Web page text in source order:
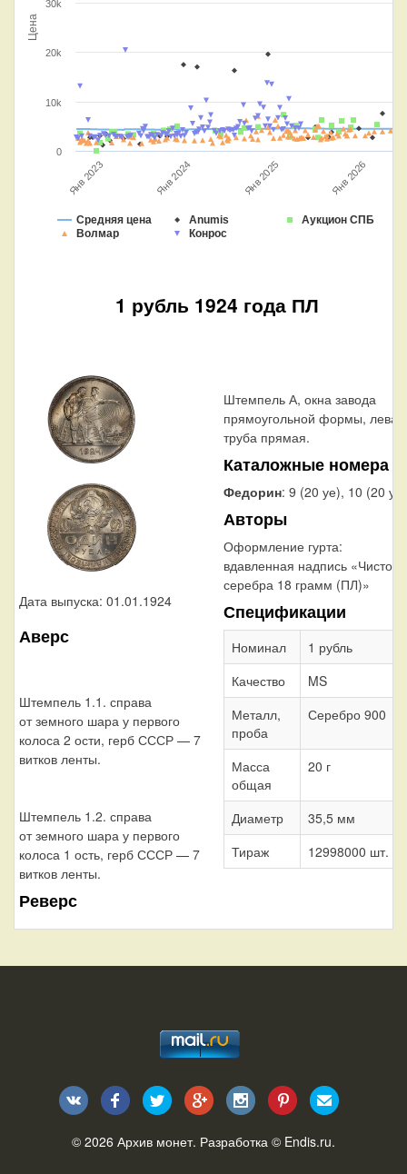
Цена
Средняя цена Anumis
Аукцион СПБ
Волмар
Конрос
Янв 2023 Янв 2024 Янв 2025 Янв 2026
0
10k
20k
30k
1 рубль 1924 года ПЛ
Дата выпуска: 01.01.1924
Аверс
Штемпель 1.1. справа
от земного шара у первого
колоса 2 ости, герб СССР — 7
витков ленты.
Штемпель 1.2. справа
от земного шара у первого
колоса 1 ость, герб СССР — 7
витков ленты.
Реверс
Штемпель А, окна завода
прямоугольной формы, левая
труба прямая.
Каталожные номера
Федорин: 9 (20 уе), 10 (20 уе)
Авторы
Оформление гурта:
вдавленная надпись «Чистого
серебра 18 грамм (ПЛ)»
Спецификации
Номинал
1 рубль
Качество
MS
Металл,
проба
Серебро 900
Масса
общая
20 г
Диаметр
35,5 мм
Тираж
12998000 шт.
© 2026 Архив монет. Разработка © Endis.ru.